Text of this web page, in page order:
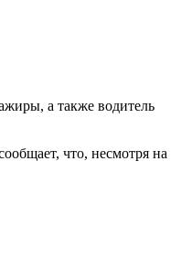
а также водитель
что, несмотря на